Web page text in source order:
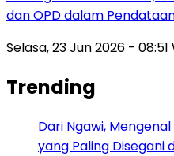
dan OPD dalam
Selasa, 23 Jun 2026 - 08:51
Trending
Dari Ngawi,
yang Paling Disegani